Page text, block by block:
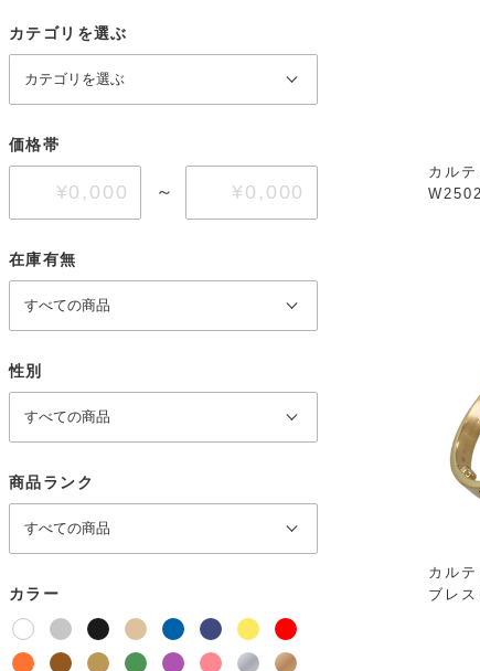
カテゴリを選ぶ
価格帯
～
在庫有無
性別
商品ランク
カラー
カル
カル
ブレス